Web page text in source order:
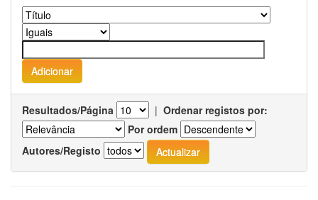
Resultados/Página | Ordenar registos por:
Por ordem
Autores/Registo